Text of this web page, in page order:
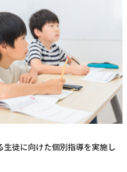
徒に向けた個別指導を実施し